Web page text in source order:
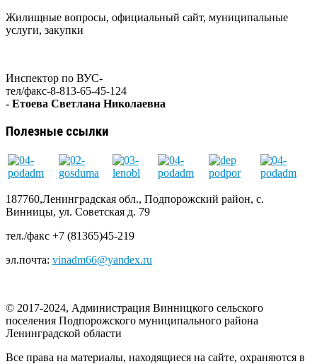
Жилищные вопросы, официальный сайт, муниципальные
услуги, закупки
Инспектор по ВУС-
тел/факс-8-813-65-45-124
- Етоева Светлана Николаевна
Полезные ссылки
187760,Ленинградская обл., Подпорожский район, с.
Винницы, ул. Советская д. 79
тел./факс +7 (81365)45-219
эл.почта: vinadm66@yandex.ru
© 2017-2024, Администрация Винницкого сельского
поселения Подпорожского муниципального района
Ленинградской области
Все права на материалы, находящиеся на сайте, охраняются в